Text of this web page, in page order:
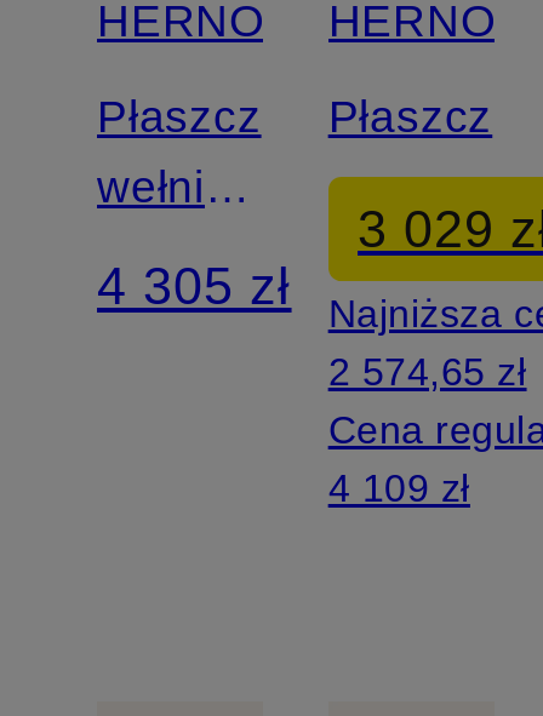
HERNO
Płaszcz
wełniany
z
odpinanym
4 305 zł
HERNO
Płaszcz
3 029
Najniższa
2 574,65 zł
Cena
4 109 zł